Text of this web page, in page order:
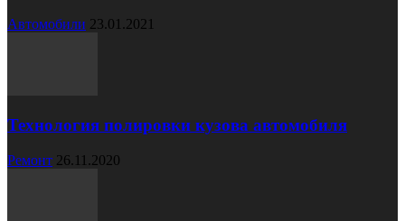
Автомобили 23.01.2021
Технология полировки кузова автомобиля
Ремонт 26.11.2020